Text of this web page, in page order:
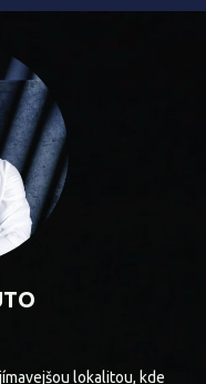
lokalitou, kde